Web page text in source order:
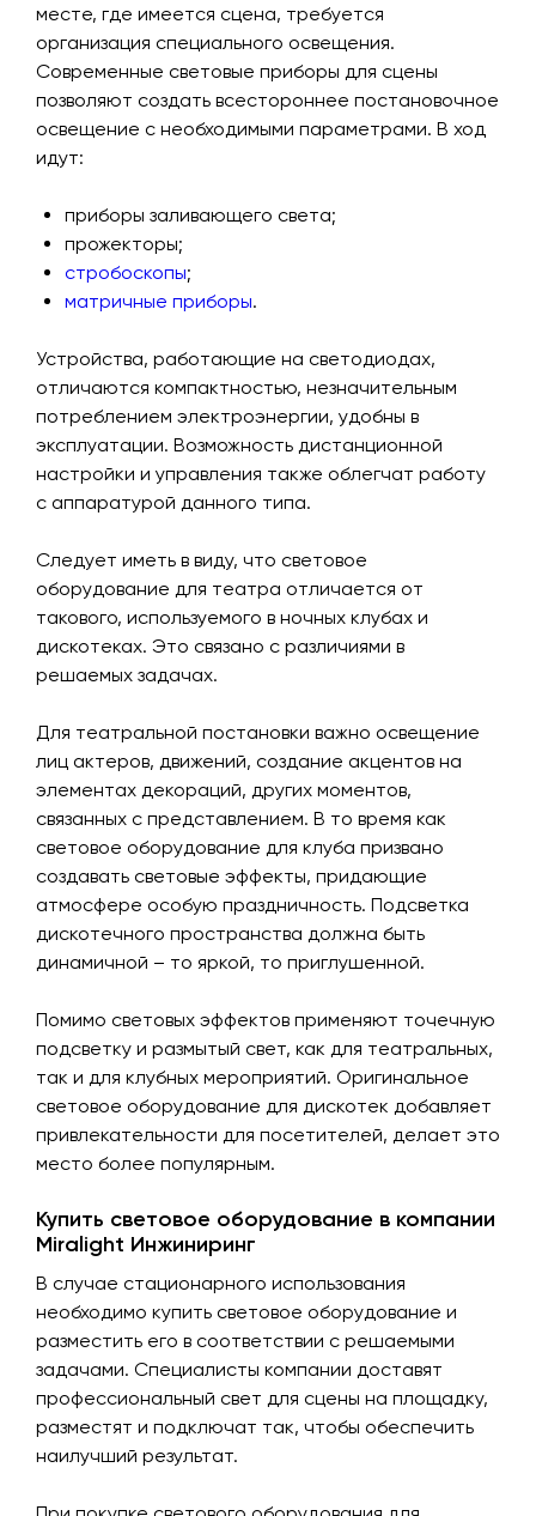
месте, где имеется сцена, требуется
организация специального освещения.
Современные световые приборы для сцены
позволяют создать всестороннее постановочное
освещение с необходимыми параметрами. В ход
идут:
приборы заливающего света;
прожекторы;
стробоскопы;
матричные приборы.
Устройства, работающие на светодиодах,
отличаются компактностью, незначительным
потреблением электроэнергии, удобны в
эксплуатации. Возможность дистанционной
настройки и управления также облегчат работу
с аппаратурой данного типа.
Следует иметь в виду, что световое
оборудование для театра отличается от
такового, используемого в ночных клубах и
дискотеках. Это связано с различиями в
решаемых задачах.
Для театральной постановки важно освещение
лиц актеров, движений, создание акцентов на
элементах декораций, других моментов,
связанных с представлением. В то время как
световое оборудование для клуба призвано
создавать световые эффекты, придающие
атмосфере особую праздничность. Подсветка
дискотечного пространства должна быть
динамичной – то яркой, то приглушенной.
Помимо световых эффектов применяют точечную
подсветку и размытый свет, как для театральных,
так и для клубных мероприятий. Оригинальное
световое оборудование для дискотек добавляет
привлекательности для посетителей, делает это
место более популярным.
Купить световое оборудование в компании
Miralight Инжиниринг
В случае стационарного использования
необходимо купить световое оборудование и
разместить его в соответствии с решаемыми
задачами. Специалисты компании доставят
профессиональный свет для сцены на площадку,
разместят и подключат так, чтобы обеспечить
наилучший результат.